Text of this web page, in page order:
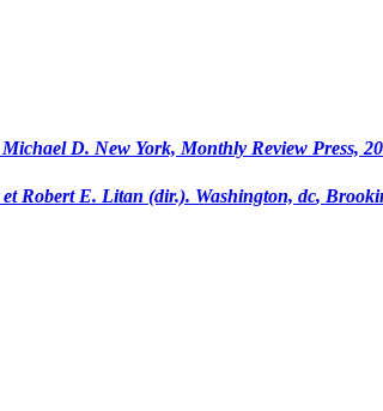
D. New York, Monthly Review Press,
Robert E. Litan (dir.). Washington, dc,